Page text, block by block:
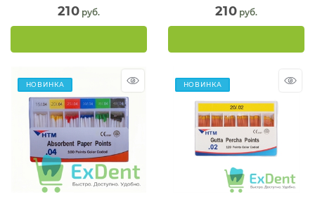
(200 шт)
210 руб. 210 руб.
НОВИНКА НОВИНКА